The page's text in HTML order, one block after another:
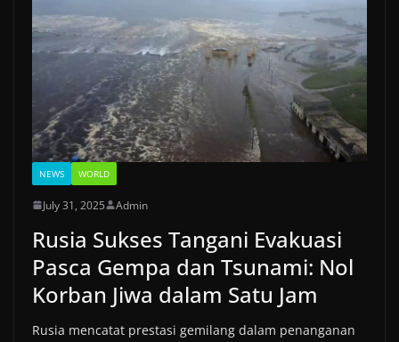
NEWS WORLD
July 31, 2025 Admin
Rusia Sukses Tangani Evakuasi
Pasca Gempa dan Tsunami: Nol
Korban Jiwa dalam Satu Jam
Rusia mencatat prestasi gemilang dalam penanganan